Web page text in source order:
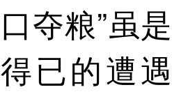
夺粮”虽是
已的遭遇